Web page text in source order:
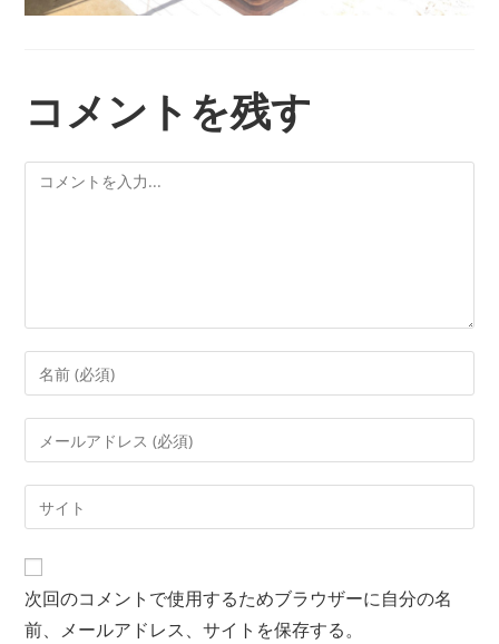
コメントを残す
次回のコメントで使用するためブラウザーに自分の名
前、メールアドレス、サイトを保存する。